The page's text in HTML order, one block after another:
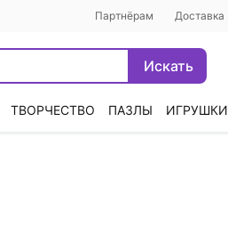
Партнёрам Доставка
Искать
ТВОРЧЕСТВО ПАЗЛЫ ИГРУШКИ